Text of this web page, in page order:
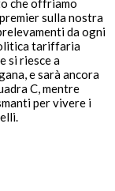
che offriamo
sulla nostra
da ogni
tariffaria
si riesce a
e sarà ancora
C, mentre
per vivere i